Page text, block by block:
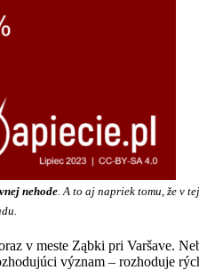
nehode . A to aj napriek tomu, že v
v meste Ząbki pri Varšave.
význam – rozhoduje